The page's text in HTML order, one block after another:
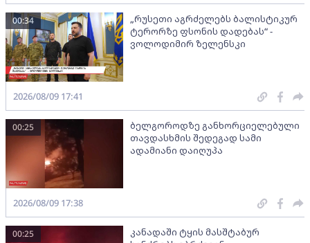
„რუსეთი აგრძელებს ბალისტიკურ
ტერორზე ფსონის დადებას“ -
ვოლოდიმირ ზელენსკი
00:34
2026/08/09 17:41
ბელგოროდზე განხორციელებული
თავდასხმის შედეგად სამი
ადამიანი დაიღუპა
00:25
2026/08/09 17:38
კანადაში ტყის მასშტაბურ
00:25